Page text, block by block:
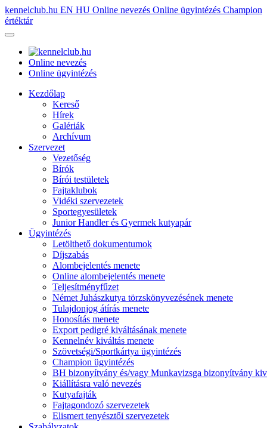
kennelclub.hu EN HU Online nevezés Online ügyintézés Champion
értéktár
Online nevezés
Online ügyintézés
Kezdőlap
Kereső
Hírek
Galériák
Archívum
Szervezet
Vezetőség
Bírók
Bírói testületek
Fajtaklubok
Vidéki szervezetek
Sportegyesületek
Junior Handler és Gyermek kutyapár
Ügyintézés
Letölthető dokumentumok
Díjszabás
Alombejelentés menete
Online alombejelentés menete
Teljesítményfűzet
Német Juhászkutya törzskönyvezésének menete
Tulajdonjog átírás menete
Honosítás menete
Export pedigré kiváltásának menete
Kennelnév kiváltás menete
Szövetségi/Sportkártya ügyintézés
Champion ügyintézés
BH bizonyítvány és/vagy Munkavizsga bizonyítvány
Kiállításra való nevezés
Kutyafajták
Fajtagondozó szervezetek
Elismert tenyésztői szervezetek